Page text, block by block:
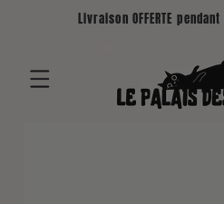
Livraison OFFERTE